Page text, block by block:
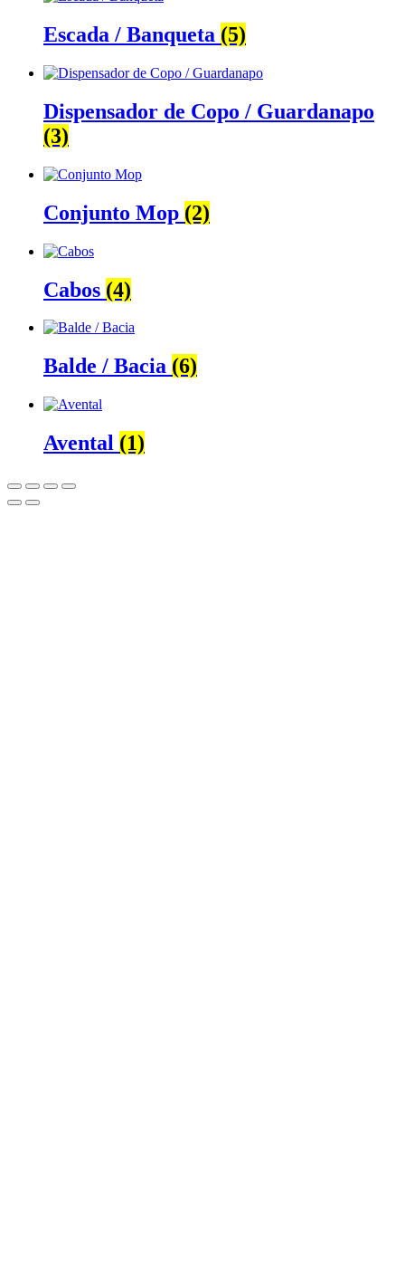
Escada / Banqueta (5)
Dispensador de Copo / Guardanapo
(3)
Conjunto Mop (2)
Cabos (4)
Balde / Bacia (6)
Avental (1)